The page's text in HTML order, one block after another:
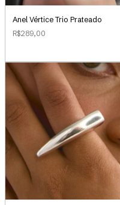
Anel Vértice Trio Prateado
R$289,00